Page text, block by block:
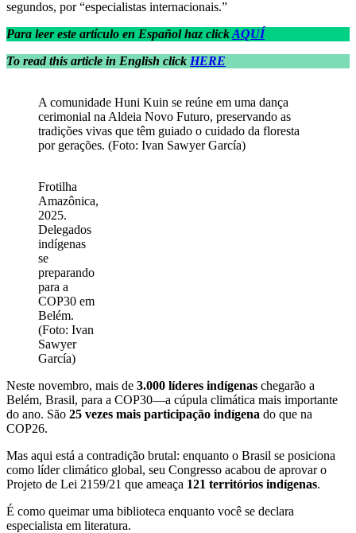
segundos, por “especialistas internacionais.”
Para leer este artículo en Español haz clickAQUÍ
To read this article in English click HERE
A comunidade Huni Kuin se reúne em uma dança
cerimonial na Aldeia Novo Futuro, preservando as
tradições vivas que têm guiado o cuidado da floresta
por gerações. (Foto: Ivan Sawyer García)
Frotilha
Amazônica,
2025.
Delegados
indígenas
se
preparando
para a
COP30 em
Belém.
(Foto: Ivan
Sawyer
García)
Neste novembro, mais de 3.000 líderes indígenas chegarão a
Belém, Brasil, para a COP30—a cúpula climática mais importante
do ano. São 25 vezes mais participação indígena do que na
COP26.
Mas aqui está a contradição brutal: enquanto o Brasil se posiciona
como líder climático global, seu Congresso acabou de aprovar o
Projeto de Lei 2159/21 que ameaça 121 territórios indígenas.
É como queimar uma biblioteca enquanto você se declara
especialista em literatura.